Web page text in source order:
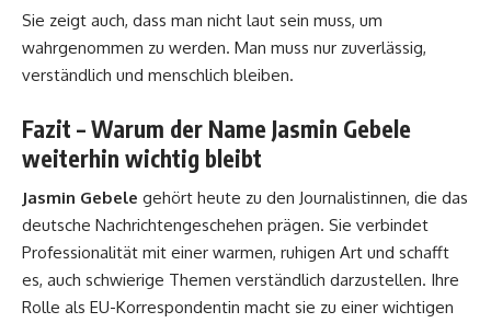
Sie zeigt auch, dass man nicht laut sein muss, um
wahrgenommen zu werden. Man muss nur zuverlässig,
verständlich und menschlich bleiben.
Fazit – Warum der Name Jasmin Gebele
weiterhin wichtig bleibt
Jasmin Gebele gehört heute zu den Journalistinnen, die das
deutsche Nachrichtengeschehen prägen. Sie verbindet
Professionalität mit einer warmen, ruhigen Art und schafft
es, auch schwierige Themen verständlich darzustellen. Ihre
Rolle als EU-Korrespondentin macht sie zu einer wichtigen